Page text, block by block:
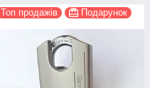
Топ продажів Подарунок